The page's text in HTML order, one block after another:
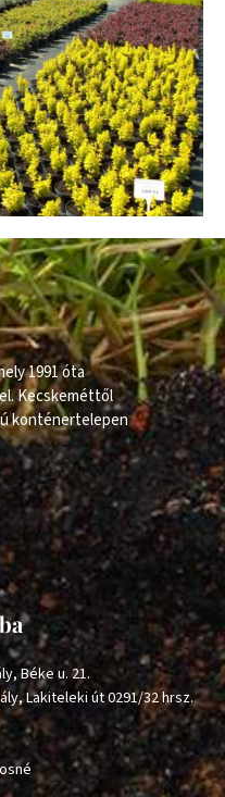
1991 óta
Kecskeméttől
konténertelepen
Béke u. 21.
Lakiteleki út 0291/32 hrsz.